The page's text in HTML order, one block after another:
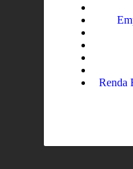
Renda